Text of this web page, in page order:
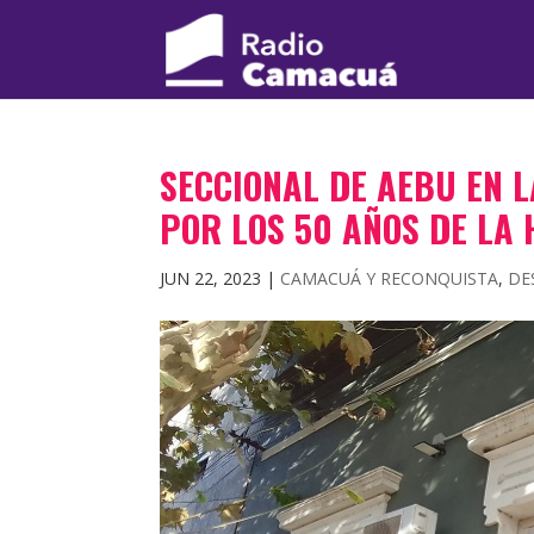
SECCIONAL DE AEBU EN
POR LOS 50 AÑOS DE LA
JUN 22, 2023 | CAMACUÁ Y RECONQUISTA,